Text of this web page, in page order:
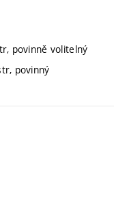
povinně volitelný
povinný